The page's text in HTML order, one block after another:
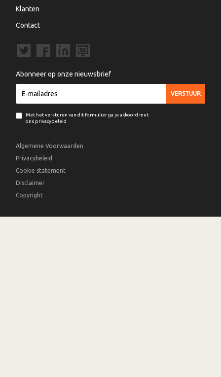
Klanten
Contact
Abonneer op onze nieuwsbrief
Met het versturen van dit formulier ga je akkoord met
ons privacybeleid
Algemene Voorwaarden
Privacybeleid
Cookie statement
Disclaimer
Copyright